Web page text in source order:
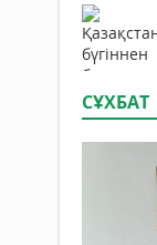
СҰХБАТ